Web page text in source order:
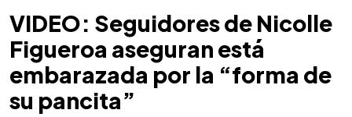
VIDEO: Seguidores de Nicolle
Figueroa aseguran está
embarazada por la “forma de
su pancita”